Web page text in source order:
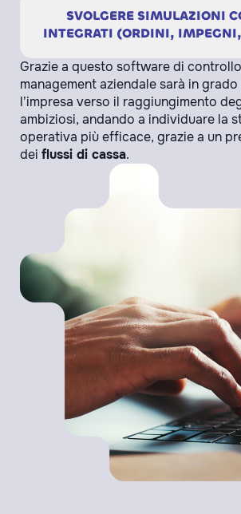
SVOLGERE SIMULAZIONI
INTEGRATI (ORDINI,
Grazie a questo software di
management aziendale sarà in
l’impresa verso il raggiungimento
ambiziosi, andando a individuare la
operativa più efficace, grazie a un
dei flussi di cassa.